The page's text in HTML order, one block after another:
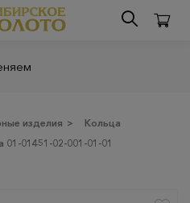
изделия >
Кольца
01-01451-02-001-01-01